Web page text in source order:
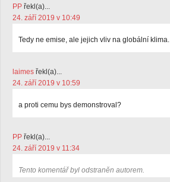
PP řekl(a)...
24. září 2019 v 10:49
Tedy ne emise, ale jejich vliv na globální klima.
laimes řekl(a)...
24. září 2019 v 10:59
a proti cemu bys demonstroval?
PP řekl(a)...
24. září 2019 v 11:34
Tento komentář byl odstraněn autorem.